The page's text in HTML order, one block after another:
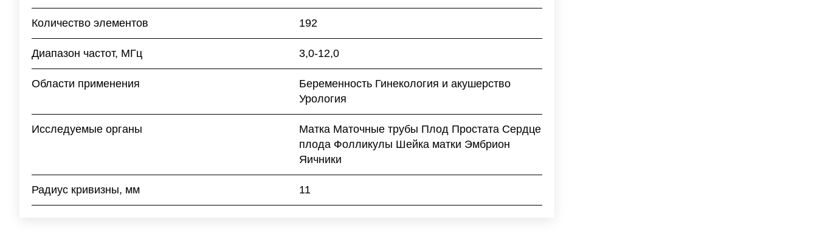
Количество элементов 192
Диапазон частот, МГц 3,0-12,0
Области применения
Беременность Гинекология и акушерство
Урология
Исследуемые органы
Матка Маточные трубы Плод Простата Сердце
плода Фолликулы Шейка матки Эмбрион
Яичники
Радиус кривизны, мм 11